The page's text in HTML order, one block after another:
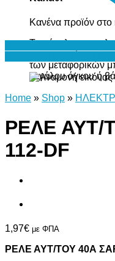
Κανένα προϊόν στο
Το σύνολο του
μεταφορικών, το
των μεταφορικών
μεγάλου όγκου ή
Home » Shop »
ΡΕΛΕ ΑΥΤ/
112-DF
1,97€ με ΦΠΑ
ΡΕΛΕ ΑΥΤ/ΤΟΥ 40Α